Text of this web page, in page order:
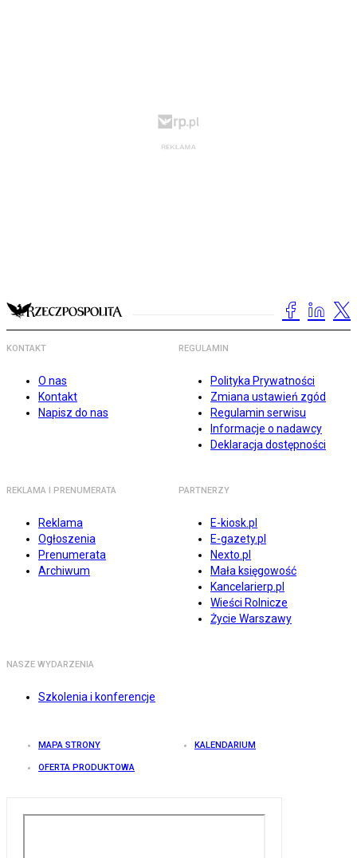
KONTAKT
O nas
Kontakt
Napisz do nas
REGULAMIN
Polityka Prywatności
Zmiana ustawień zgód
Regulamin serwisu
Informacje o nadawcy
Deklaracja dostępności
REKLAMA I PRENUMERATA
Reklama
Ogłoszenia
Prenumerata
Archiwum
PARTNERZY
E-kiosk.pl
E-gazety.pl
Nexto.pl
Mała księgowość
Kancelarierp.pl
Wieści Rolnicze
Życie Warszawy
NASZE WYDARZENIA
Szkolenia i konferencje
MAPA STRONY KALENDARIUM
OFERTA PRODUKTOWA